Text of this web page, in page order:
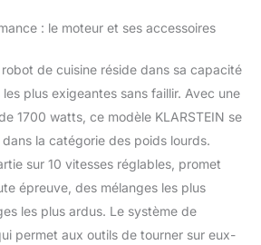
assurer la meilleure
cuisson. MIXER AU
PROFESSIONNEL :
profitez de 10 niveaux et
de la fonction Pulse qui
permet un contrôle
vous pouvez préparer les
ingrédients avec une
grande précision, car les
: le moteur et ses accessoires
de cuisine réside dans sa capacité
plus exigeantes sans faillir. Avec une
1700 watts, ce modèle KLARSTEIN se
la catégorie des poids lourds.
sur 10 vitesses réglables, promet
épreuve, des mélanges les plus
les plus ardus. Le système de
permet aux outils de tourner sur eux-